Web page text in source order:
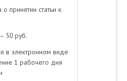
принятии статьи к
50 руб.
в электронном виде
1 рабочего дня